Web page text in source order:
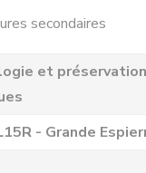
secondaires
et préservation
- Grande